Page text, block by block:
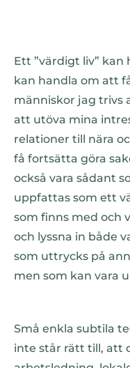
Ett ”värdigt liv”
kan handla om att
människor jag trivs
att utöva mina
relationer till nära
få fortsätta göra
också vara sådant
uppfattas som ett
som finns med och
och lyssna in både
som uttrycks på
men som kan vara
Små enkla subtila
inte står rätt till, att